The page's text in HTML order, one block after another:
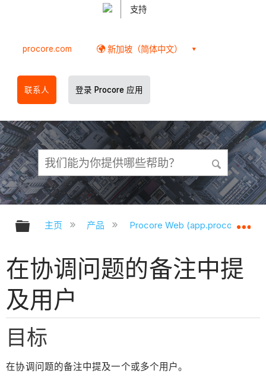
支持
procore.com 新加坡（简体中文）
联系人 登录 Procore 应用
扩展/隐缩全局层次
主页 产品 Procore Web
在协调问题的备注中提
及用户
目标
在协调问题的备注中提及一个或多个用户。